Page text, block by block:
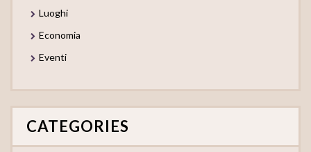
Luoghi
Economia
Eventi
CATEGORIES